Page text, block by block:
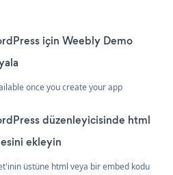
için Weebly Demo
once you create your app
düzenleyicisinde html
ekleyin
üstüne html veya bir embed kodu